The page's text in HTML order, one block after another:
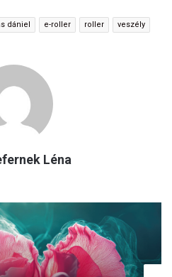
dániel e-roller roller veszély
Léna